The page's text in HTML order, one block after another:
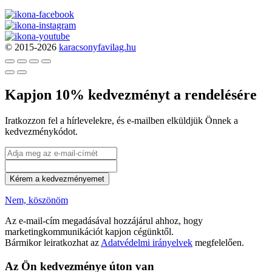
© 2015-2026 karacsonyfavilag.hu
Kapjon 10% kedvezményt a rendelésére
Iratkozzon fel a hírlevelekre, és e-mailben elküldjük Önnek a
kedvezménykódot.
Kérem a kedvezményemet
Nem, köszönöm
Az e-mail-cím megadásával hozzájárul ahhoz, hogy
marketingkommunikációt kapjon cégünktől.
Bármikor leiratkozhat az Adatvédelmi irányelvek megfelelően.
Az Ön kedvezménye úton van